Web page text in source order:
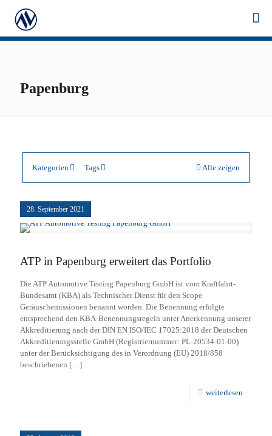
Papenburg
Kategorien Tags Alle zeigen
28. September 2021
ATP in Papenburg erweitert das Portfolio
Die ATP Automotive Testing Papenburg GmbH ist vom Kraftfahrt-
Bundesamt (KBA) als Technischer Dienst für den Scope
Geräuschemissionen benannt worden. Die Benennung erfolgte
entsprechend den KBA-Benennungsregeln unter Anerkennung unserer
Akkreditierung nach der DIN EN ISO/IEC 17025:2018 der Deutschen
Akkreditierungsstelle GmbH (Registriernummer: PL-20534-01-00)
unter der Berücksichtigung des in Verordnung (EU) 2018/858
beschriebenen […]
weiterlesen